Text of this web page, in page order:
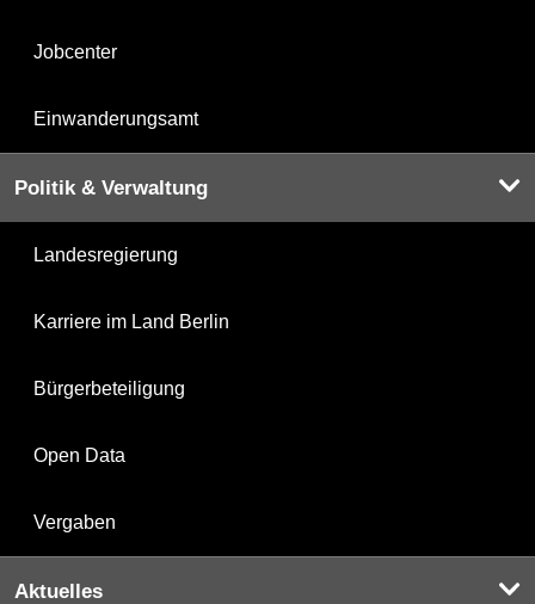
Jobcenter
Einwanderungsamt
Politik & Verwaltung
Landesregierung
Karriere im Land Berlin
Bürgerbeteiligung
Open Data
Vergaben
Aktuelles